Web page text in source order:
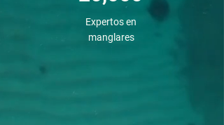
Expertos en
manglares